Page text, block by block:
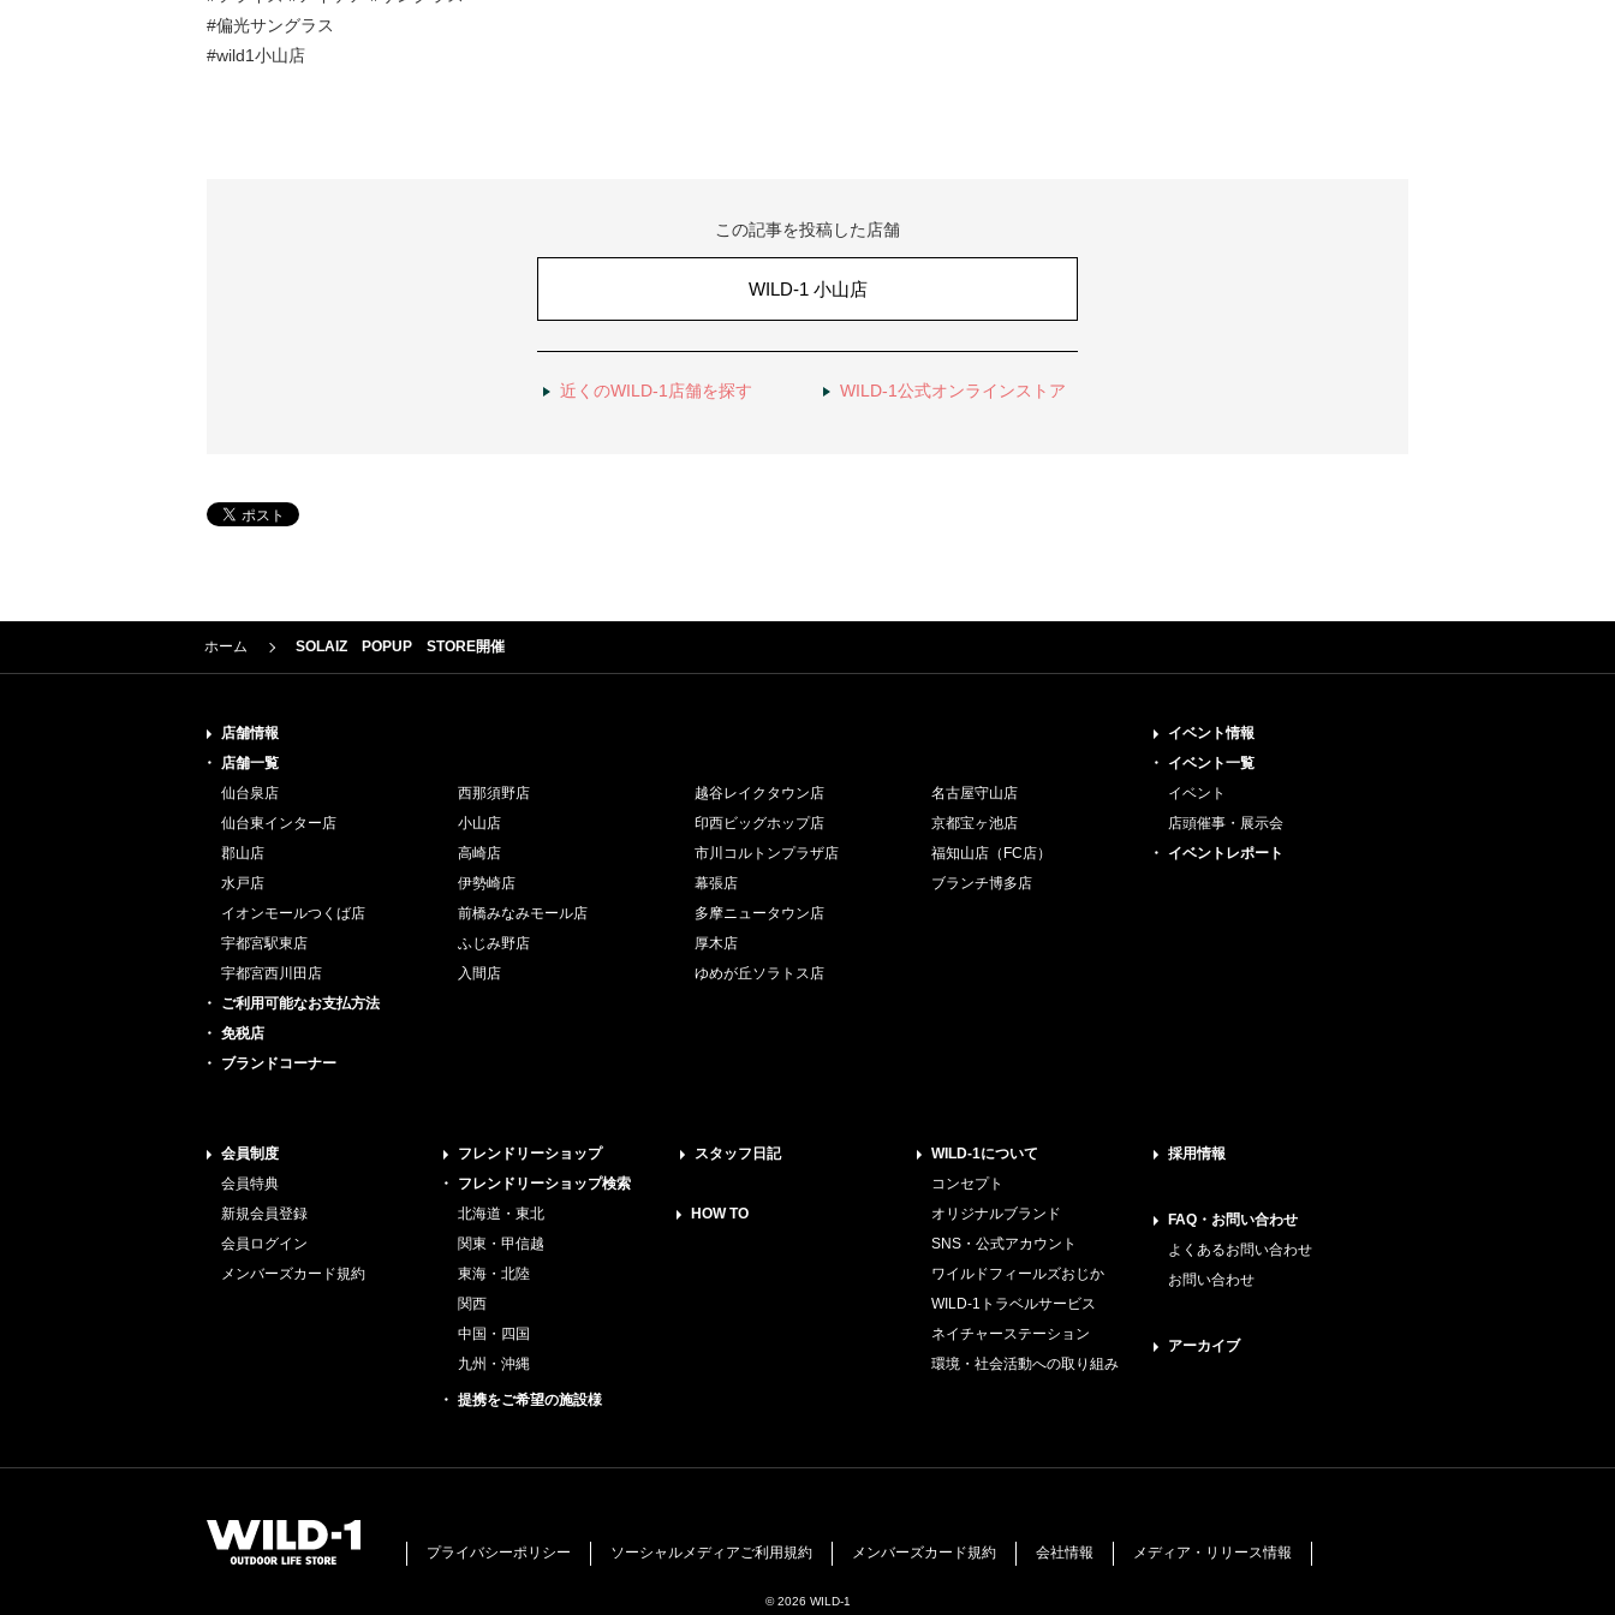
#偏光サングラス
#wild1小山店
この記事を投稿した店舗
WILD-1 小山店
近くのWILD-1店舗を探す WILD-1公式オンラインストア
ホーム SOLAIZ POPUP STORE開催
店舗情報
店舗一覧
仙台泉店
仙台東インター店
郡山店
水戸店
イオンモールつくば店
宇都宮駅東店
宇都宮西川田店
西那須野店
小山店
高崎店
伊勢崎店
前橋みなみモール店
ふじみ野店
入間店
越谷レイクタウン店
印西ビッグホップ店
市川コルトンプラザ店
幕張店
多摩ニュータウン店
厚木店
ゆめが丘ソラトス店
名古屋守山店
京都宝ヶ池店
福知山店（FC店）
ブランチ博多店
ご利用可能なお支払方法
免税店
ブランドコーナー
イベント情報
イベント一覧
イベント
店頭催事・展示会
イベントレポート
会員制度
会員特典
新規会員登録
会員ログイン
メンバーズカード規約
フレンドリーショップ
フレンドリーショップ検索
北海道・東北
関東・甲信越
東海・北陸
関西
中国・四国
九州・沖縄
提携をご希望の施設様
スタッフ日記
HOW TO
WILD-1について
コンセプト
オリジナルブランド
SNS・公式アカウント
ワイルドフィールズおじか
WILD-1トラベルサービス
ネイチャーステーション
環境・社会活動への取り組み
採用情報
FAQ・お問い合わせ
よくあるお問い合わせ
お問い合わせ
アーカイブ
プライバシーポリシー ソーシャルメディアご利用規約 メンバーズカード規約 会社情報 メディア・リリース情報
© 2026 WILD-1